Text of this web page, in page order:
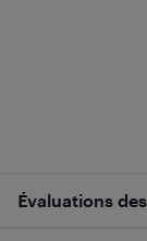
Évaluations